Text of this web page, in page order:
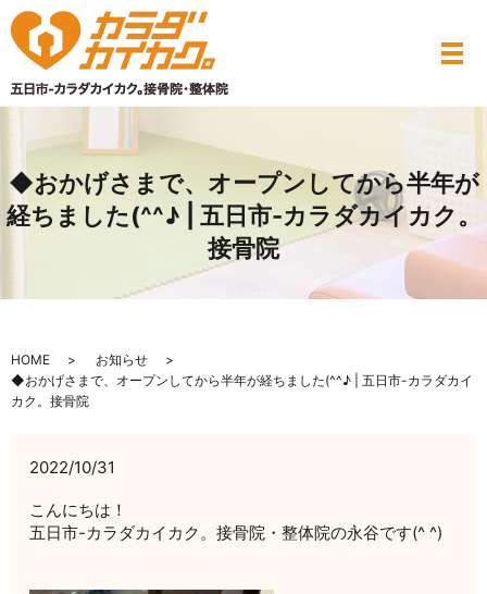
◆おかげさまで、オープンしてから半年が
経ちました(^^♪ | 五日市-カラダカイカク。
接骨院
HOME
お知らせ
◆おかげさまで、オープンしてから半年が経ちました(^^♪ | 五日市-カラダカイ
カク。接骨院
2022/10/31
こんにちは！
五日市-カラダカイカク。接骨院・整体院の永谷です(^ ^)